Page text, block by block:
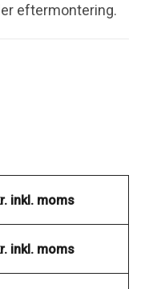
eftermontering.
inkl. moms
inkl. moms